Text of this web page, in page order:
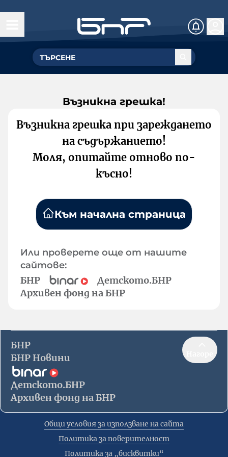
Възникна грешка!
Възникна грешка при зареждането
на съдържанието!
Моля, опитайте отново по-
късно!
Към начална страница
Или проверете още от нашите
сайтове:
БНР
Детското.БНР
Архивен фонд на БНР
БНР
БНР Новини
Детското.БНР
Архивен фонд на БНР
Общи условия за използване на сайта
Политика за поверителност
Политика за „бисквитки“